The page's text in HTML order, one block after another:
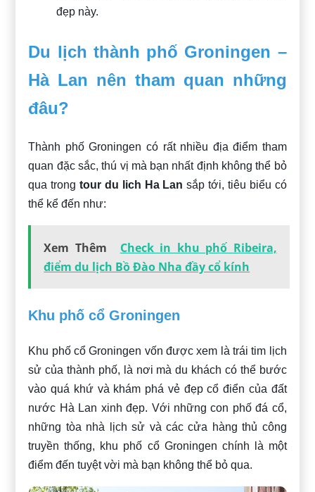
đẹp này.
Du lịch thành phố Groningen –
Hà Lan nên tham quan những
đâu?
Thành phố Groningen có rất nhiều địa điểm tham
quan đặc sắc, thú vị mà bạn nhất định không thể bỏ
qua trongtour du lich Ha Lan sắp tới, tiêu biểu có
thể kể đến như:
Xem Thêm
Check in khu phố Ribeira,
điểm du lịch Bồ Đào Nha đầy cổ kính
Khu phố cổ Groningen
Khu phố cổ Groningen vốn được xem là trái tim lịch
sử của thành phố, là nơi mà du khách có thể bước
vào quá khứ và khám phá vẻ đẹp cổ điển của đất
nước Hà Lan xinh đẹp. Với những con phố đá cổ,
những tòa nhà lịch sử và các cửa hàng thủ công
truyền thống, khu phố cổ Groningen chính là một
điểm đến tuyệt vời mà bạn không thể bỏ qua.